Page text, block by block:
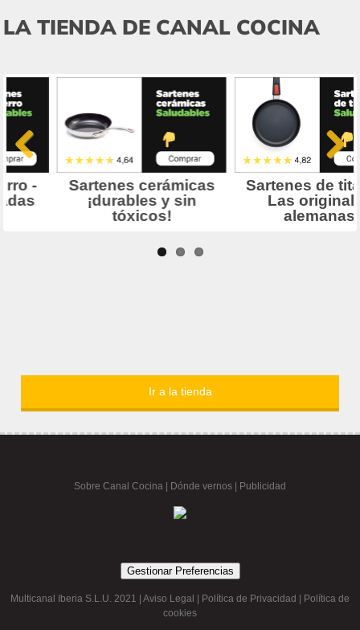
LA TIENDA DE CANAL COCINA
Ir a la tienda
Sobre Canal Cocina Dónde vernos | Publicidad
Gestionar Preferencias
Multicanal Iberia S.L.U. 2021 | Aviso Legal Política de Privacidad
Política de
cookies